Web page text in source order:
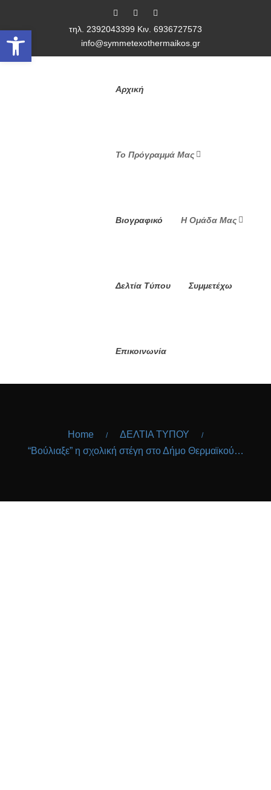
τηλ. 2392043399 Κιν. 6936727573
info@symmetexothermaikos.gr
Αρχική
Το Πρόγραμμά Μας
Βιογραφικό Η Ομάδα Μας
Δελτία Τύπου Συμμετέχω
Επικοινωνία
Home / ΔΕΛΤΙΑ ΤΥΠΟΥ /
“Βούλιαξε” η σχολική στέγη στο Δήμο Θερμαϊκού…
Ανοίξτε τη γραμμή εργαλείων